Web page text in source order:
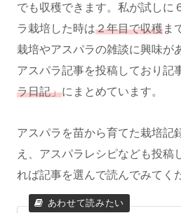
でも収穫できます。私が試しに
ラ栽培した時は２年目で収穫ま
栽培やアスパラの雑談に興味が
アスパラ記事を投稿しており記
ラ日記」にまとめています。
アスパラを苗から育てた栽培記
え、アスパラレシピなども投稿
れば記事を選んで読んでみてく